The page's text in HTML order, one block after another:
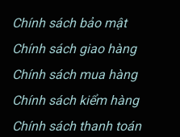
Chính sách bảo mật
Chính sách giao hàng
Chính sách mua hàng
Chính sách kiểm hàng
Chính sách thanh toán